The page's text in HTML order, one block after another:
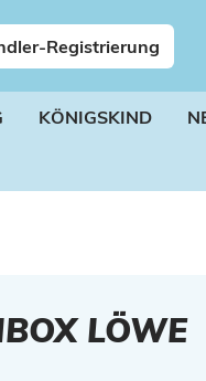
Registrierung
KÖNIGSKIND
LÖWE